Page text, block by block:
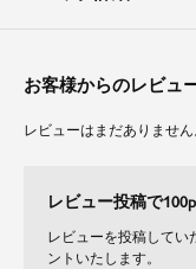
ワンピースは裏地付きで
お客様からのレビュ
レビューはまだありませ
レビュー投稿で
レビューを投稿してい
ントいたします。